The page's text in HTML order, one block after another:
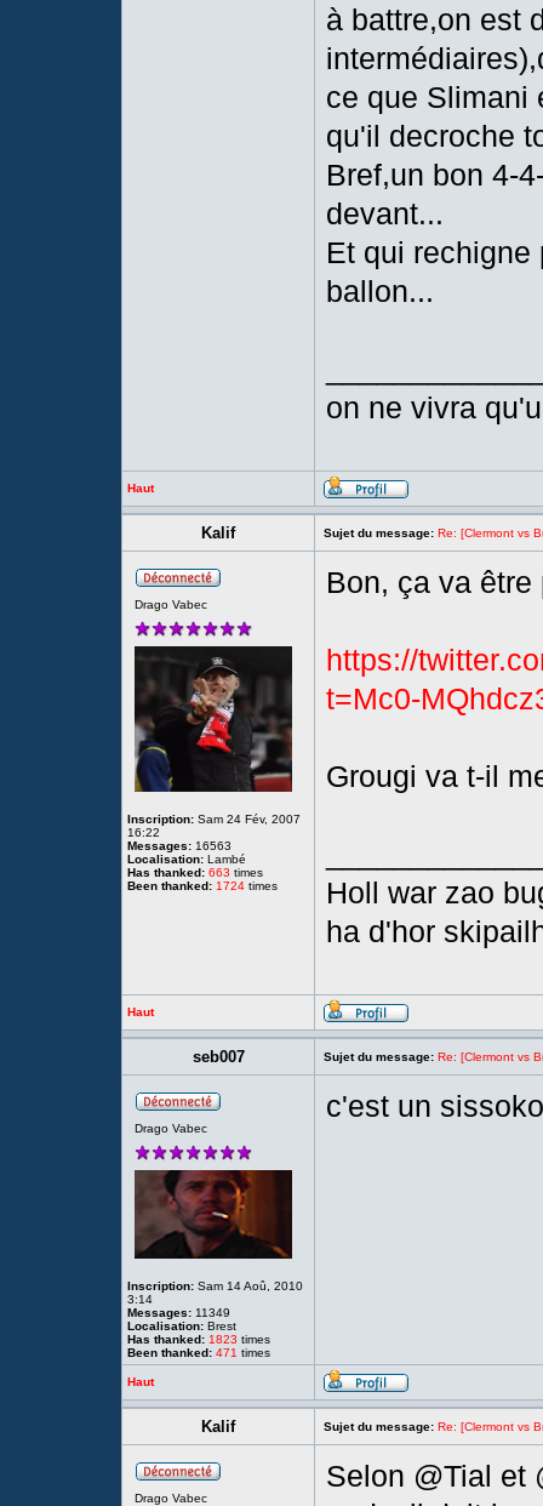
à battre,on est
ce que Slimani
qu'il decroche
Bref,un bon 4-
devant...
Et qui rechigne
ballon...
on ne vivra
Haut
Kalif Sujet du message: Re: [Clermont vs
Drago Vabec
Inscription: Sam 24 Fév, 2007
16:22
Messages: 16563
Localisation: Lambé
Has thanked: 663 times
Been thanked: 1724 times
Bon, ça va
https://
t=Mc0-
Grougi va t-il
Holl war zao
ha d'hor
Haut
seb007 Sujet du message: Re: [Clermont vs
Drago Vabec
Inscription: Sam 14 Aoû, 2010
3:14
Messages: 11349
Localisation: Brest
Has thanked: 1823 times
Been thanked: 471 times
c'est un
Haut
Kalif Sujet du message: Re: [Clermont vs
Drago Vabec
Selon @Tial et